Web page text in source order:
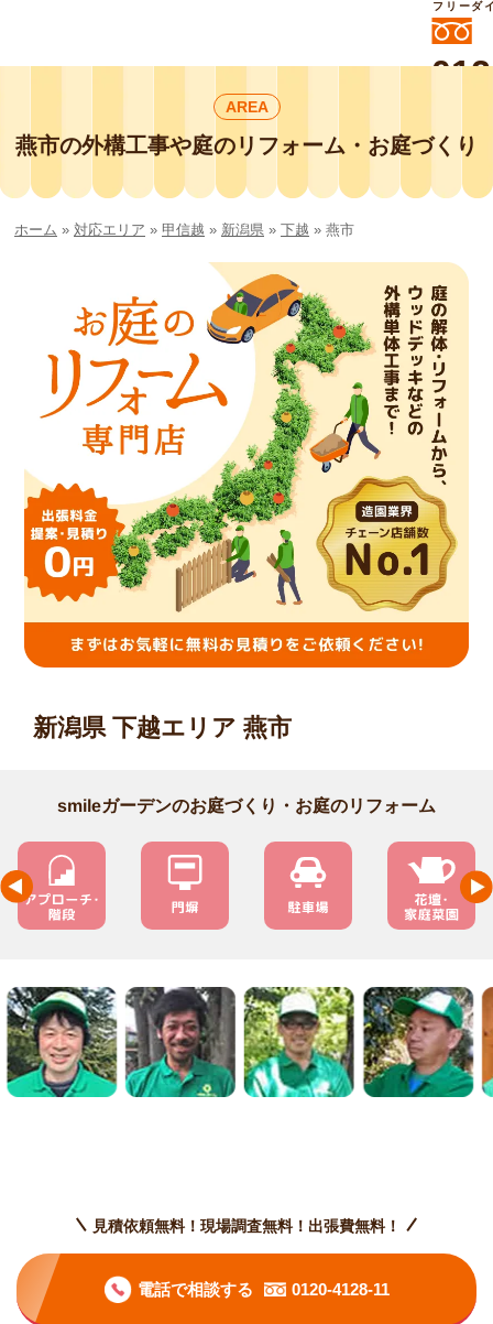
外構工事や庭リフォームは庭づくり業界
No.1チェーン店の
smileガーデンプチ庭づくり事業部にお
任せください！
フリーダ
AREA
燕市の外構工事や庭のリフォーム・お庭づくり
ホーム » 対応エリア » 甲信越 » 新潟県 » 下越 » 燕市
新潟県 下越エリア 燕市
smileガーデンのお庭づくり・お庭のリフォーム
見積依頼無料！現場調査無料！出張費無料！
電話で相談する 0120-4128-11